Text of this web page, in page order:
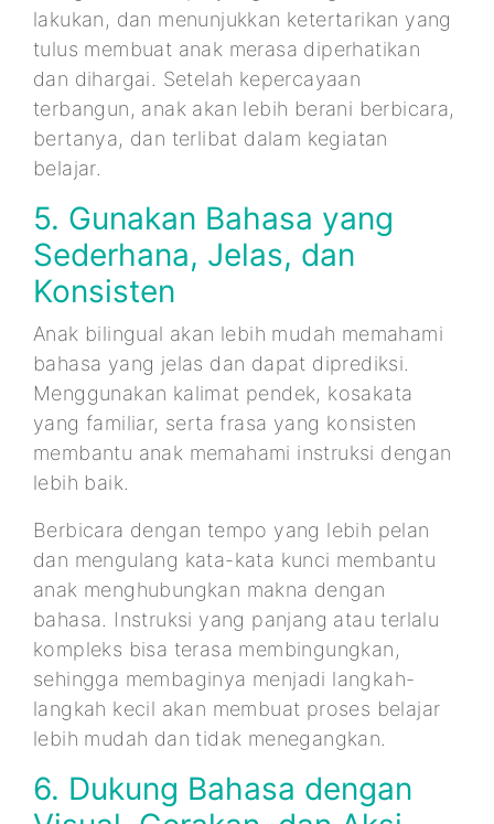
lakukan, dan menunjukkan ketertarikan yang
tulus membuat anak merasa diperhatikan
dan dihargai. Setelah kepercayaan
terbangun, anak akan lebih berani berbicara,
bertanya, dan terlibat dalam kegiatan
belajar.
5. Gunakan Bahasa yang
Sederhana, Jelas, dan
Konsisten
Anak bilingual akan lebih mudah memahami
bahasa yang jelas dan dapat diprediksi.
Menggunakan kalimat pendek, kosakata
yang familiar, serta frasa yang konsisten
membantu anak memahami instruksi dengan
lebih baik.
Berbicara dengan tempo yang lebih pelan
dan mengulang kata-kata kunci membantu
anak menghubungkan makna dengan
bahasa. Instruksi yang panjang atau terlalu
kompleks bisa terasa membingungkan,
sehingga membaginya menjadi langkah-
langkah kecil akan membuat proses belajar
lebih mudah dan tidak menegangkan.
6. Dukung Bahasa dengan